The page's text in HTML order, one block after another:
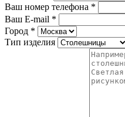
Ваш номер телефона *
Ваш E-mail *
Город *
Тип изделия